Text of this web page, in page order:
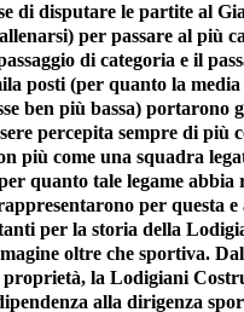
di disputare le partite al
per passare al più
di categoria e il
posti (per quanto la
ben più bassa) portarono
percepita sempre di più
più come una squadra
quanto tale legame abbia
per questa
per la storia della
oltre che sportiva.
proprietà, la Lodigiani
alla dirigenza